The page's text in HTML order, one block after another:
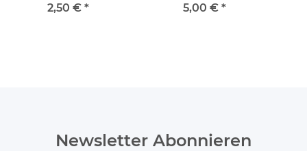
2,50 € *
5,00 € *
Newsletter Abonnieren